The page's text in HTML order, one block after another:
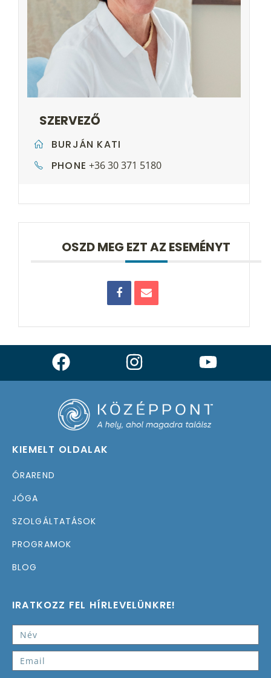
SZERVEZŐ
BURJÁN KATI
PHONE +36 30 371 5180
OSZD MEG EZT AZ ESEMÉNYT
KIEMELT OLDALAK
ÓRAREND
JÓGA
SZOLGÁLTATÁSOK
PROGRAMOK
BLOG
IRATKOZZ FEL HÍRLEVELÜNKRE!